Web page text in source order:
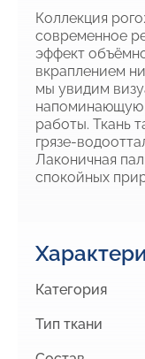
Коллекция
современное
эффект
вкраплением
мы увидим
напоминающую
работы. Ткань
грязе-
Лаконичная
спокойных
Категория
Тип ткани